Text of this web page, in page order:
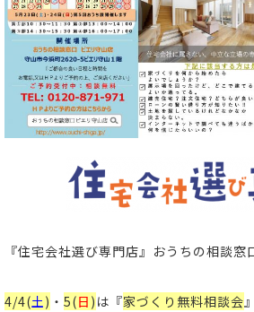
『住宅会社選び専門店』 おうちの相談窓
4/4(土) ・ 5(日 ) は 『家づくり無料相談会』